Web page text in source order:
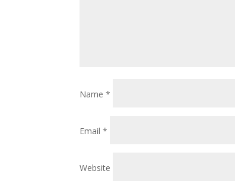
Name*
Email*
Website